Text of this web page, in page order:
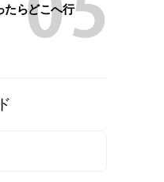
たらどこへ行